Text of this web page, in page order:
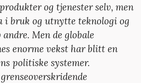
og tjenester selv, men
i bruk og utnytte teknologi og
Men de globale
enorme vekst har blitt en
politiske systemer.